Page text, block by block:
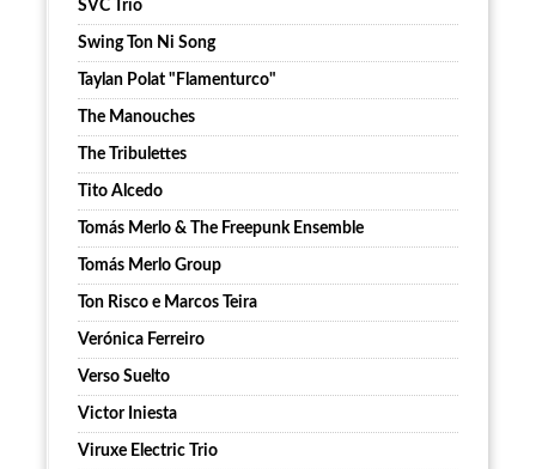
SVC Trío
Swing Ton Ni Song
Taylan Polat "Flamenturco"
The Manouches
The Tribulettes
Tito Alcedo
Tomás Merlo & The Freepunk Ensemble
Tomás Merlo Group
Ton Risco e Marcos Teira
Verónica Ferreiro
Verso Suelto
Victor Iniesta
Viruxe Electric Trio